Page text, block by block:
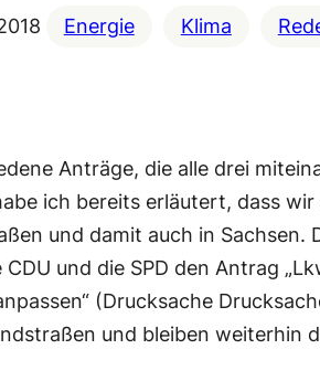
Energie Klima
Anträge, die alle drei
ich bereits erläutert, dass
und damit auch in
und die SPD den Antrag
(Drucksache
und bleiben weiterhin